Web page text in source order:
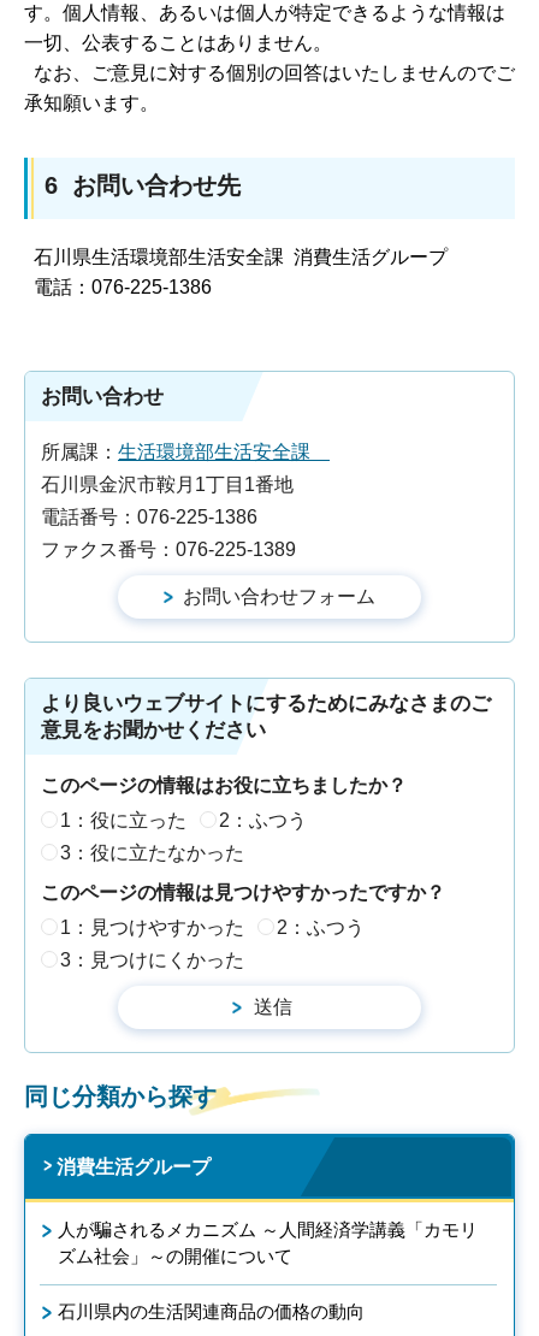
す。個人情報、あるいは個人が特定できるような情報は
一切、公表することはありません。
なお、ご意見に対する個別の回答はいたしませんのでご
承知願います。
6 お問い合わせ先
石川県生活環境部生活安全課 消費生活グループ
電話：076-225-1386
お問い合わせ
所属課： 生活環境部生活安全課
石川県金沢市鞍月1丁目1番地
電話番号：076-225-1386
ファクス番号：076-225-1389
より良いウェブサイトにするためにみなさまのご
意見をお聞かせください
このページの情報はお役に立ちましたか？
1：役に立った
2：ふつう
3：役に立たなかった
このページの情報は見つけやすかったですか？
1：見つけやすかった
2：ふつう
3：見つけにくかった
同じ分類から探す
消費生活グループ
人が騙されるメカニズム ～人間経済学講義「カモリ
ズム社会」～の開催について
石川県内の生活関連商品の価格の動向